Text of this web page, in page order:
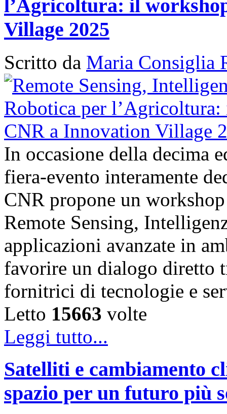
l’Agricoltura: il
Village 2025
Scritto da Maria Consiglia
In occasione della decima
fiera-evento interamente
CNR propone un
Remote Sensing,
applicazioni avanzate in
favorire un dialogo diretto
fornitrici di tecnologie e
Letto 15663 volte
Leggi tutto...
Satelliti e cambiamento
spazio per un futuro più